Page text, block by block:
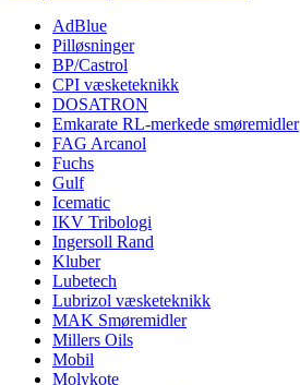
AdBlue
Pilløsninger
BP/Castrol
CPI væsketeknikk
DOSATRON
Emkarate RL-merkede smøremidler
FAG Arcanol
Fuchs
Gulf
Icematic
IKV Tribologi
Ingersoll Rand
Kluber
Lubetech
Lubrizol væsketeknikk
MAK Smøremidler
Millers Oils
Mobil
Molykote